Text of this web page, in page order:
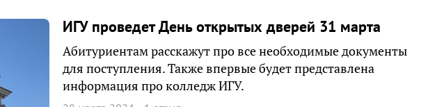
ИГУ проведет День открытых дверей 31 марта
Абитуриентам расскажут про все необходимые документы
для поступления. Также впервые будет представлена
информация про колледж ИГУ.